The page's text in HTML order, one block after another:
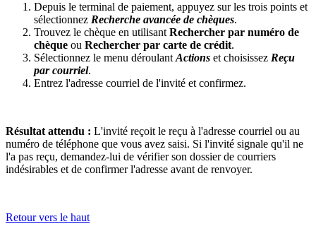
Depuis le terminal de paiement, appuyez sur les trois points et
sélectionnez Recherche avancée de chèques.
Trouvez le chèque en utilisant Rechercher par numéro de
chèque ou Rechercher par carte de crédit.
Sélectionnez le menu déroulant Actions et choisissez Reçu
par courriel.
Entrez l'adresse courriel de l'invité et confirmez.
Résultat attendu : L'invité reçoit le reçu à l'adresse courriel ou au
numéro de téléphone que vous avez saisi. Si l'invité signale qu'il ne
l'a pas reçu, demandez-lui de vérifier son dossier de courriers
indésirables et de confirmer l'adresse avant de renvoyer.
Retour vers le haut